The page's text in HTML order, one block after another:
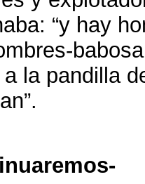
“y hay
la pandilla